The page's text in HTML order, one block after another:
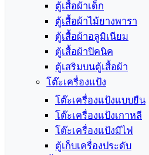
ตู้เสื้อผ้าเด็ก
ตู้เสื้อผ้าไม้ยางพารา
ตู้เสื้อผ้าอลูมิเนียม
ตู้เสื้อผ้าปิคนิค
ตู้เสริมบนตู้เสื้อผ้า
โต๊ะเครื่องแป้ง
โต๊ะเครื่องแป้งแบบยืน
โต๊ะเครื่องแป้งเกาหลี
โต๊ะเครื่องแป้งมีไฟ
ตู้เก็บเครื่องประดับ